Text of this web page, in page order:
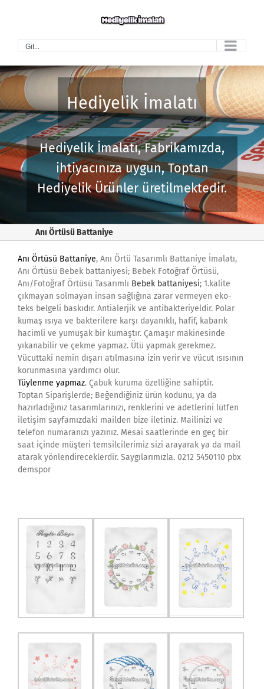
Git...
Hediyelik İmalatı
Hediyelik İmalatı, Fabrikamızda,
ihtiyacınıza uygun, Toptan
Hediyelik Ürünler üretilmektedir.
Anı Örtüsü Battaniye
Anı Örtüsü Battaniye, Anı Örtü Tasarımlı Battaniye İmalatı,
Anı Örtüsü Bebek battaniyesi; Bebek Fotoğraf Örtüsü,
Anı/Fotoğraf Örtüsü Tasarımlı Bebek battaniyesi; 1.kalite
çıkmayan solmayan insan sağlığına zarar vermeyen eko-
teks belgeli baskıdır. Antialerjik ve antibakteriyeldir. Polar
kumaş ısıya ve bakterilere karşı dayanıklı, hafif, kabarık
hacimli ve yumuşak bir kumaştır. Çamaşır makinesinde
yıkanabilir ve çekme yapmaz. Ütü yapmak gerekmez.
Vücuttaki nemin dışarı atılmasına izin verir ve vücut ısısının
korunmasına yardımcı olur.
Tüylenme yapmaz. Çabuk kuruma özelliğine sahiptir.
Toptan Siparişlerde; Beğendiğiniz ürün kodunu, ya da
hazırladığınız tasarımlarınızı, renklerini ve adetlerini lütfen
iletişim sayfamızdaki mailden bize iletiniz. Mailinizi ve
telefon numaranızı yazınız. Mesai saatlerinde en geç bir
saat içinde müşteri temsilcilerimiz sizi arayarak ya da mail
atarak yönlendireceklerdir. Saygılarımızla. 0212 5450110 pbx
demspor